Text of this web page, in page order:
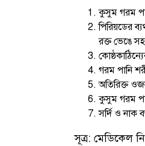
কুসুম গরম
পিরিয়ডের
রক্ত ভেঙে
গরম পানি
অতিরিক্ত
কুসুম গরম
সর্দি ও নাক
সূত্র: মেডিকেল